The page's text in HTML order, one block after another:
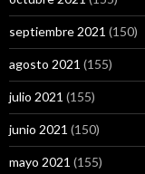
septiembre 2021 (150)
agosto 2021 (155)
julio 2021 (155)
junio 2021 (150)
mayo 2021 (155)